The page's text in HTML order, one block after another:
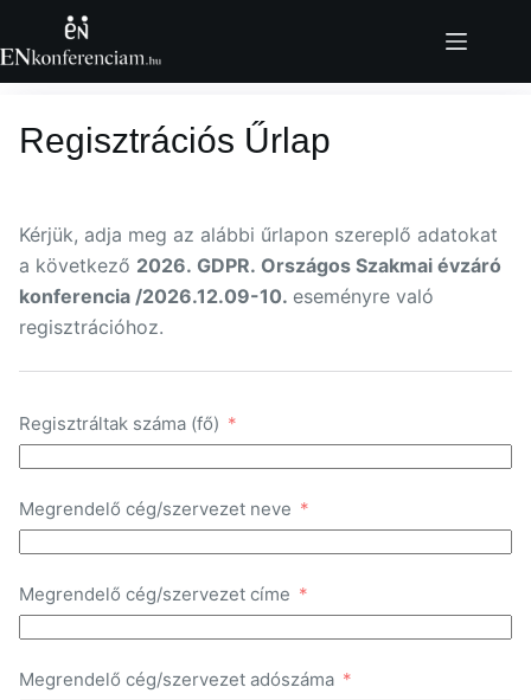
to
Regisztrációs Űrlap
Kérjük, adja meg az alábbi űrlapon szereplő adatokat
a következő 2026. GDPR. Országos Szakmai évzáró
konferencia /2026.12.09-10. eseményre való
regisztrációhoz.
Regisztráltak száma (fő)
Megrendelő cég/szervezet neve
Megrendelő cég/szervezet címe
Megrendelő cég/szervezet adószáma